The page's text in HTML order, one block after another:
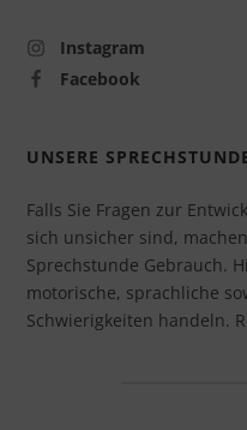
Instagram
Facebook
UNSERE
Falls Sie Fragen zur
sich unsicher sind,
Sprechstunde Gebrauch.
motorische, sprachliche
Schwierigkeiten handeln. R